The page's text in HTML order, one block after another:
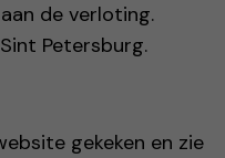
de verloting.
Petersburg.
gekeken en zie